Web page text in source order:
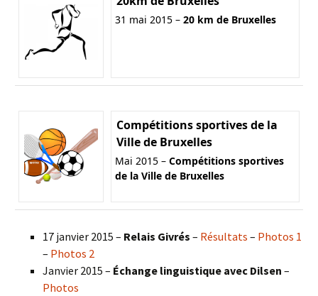
31 mai 2015 – 20 km de Bruxelles
Compétitions sportives de la
Ville de Bruxelles
Mai 2015 – Compétitions sportives
de la Ville de Bruxelles
17 janvier 2015 – Relais Givrés – Résultats – Photos 1
– Photos 2
Janvier 2015 – Échange linguistique avec Dilsen –
Photos